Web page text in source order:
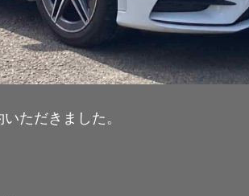
ただきました。